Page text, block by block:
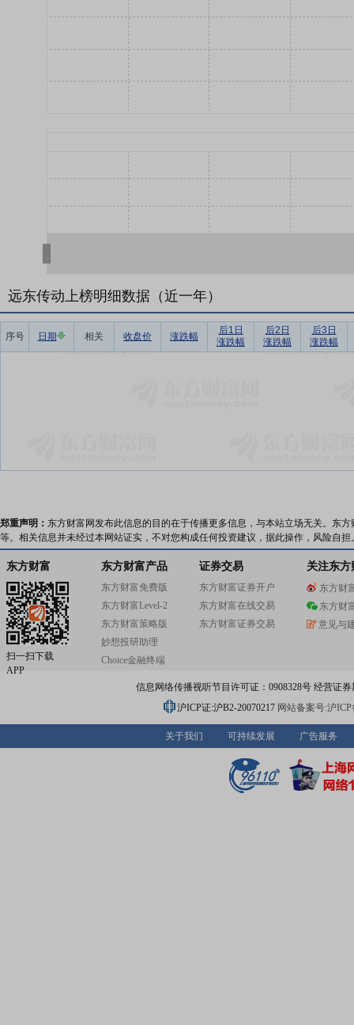
远东传动上榜明细数据（近一年）
序号 日期 相关 收盘价 涨跌幅
后1日
涨跌幅
后2日
涨跌幅
后3日
涨跌幅
郑重声明： 东方财富网发布此信息的目的在于传播更多信息，与本站立场无关。东
等。相关信息并未经过本网站证实，不对您构成任何投资建议，据此操作，风险自担